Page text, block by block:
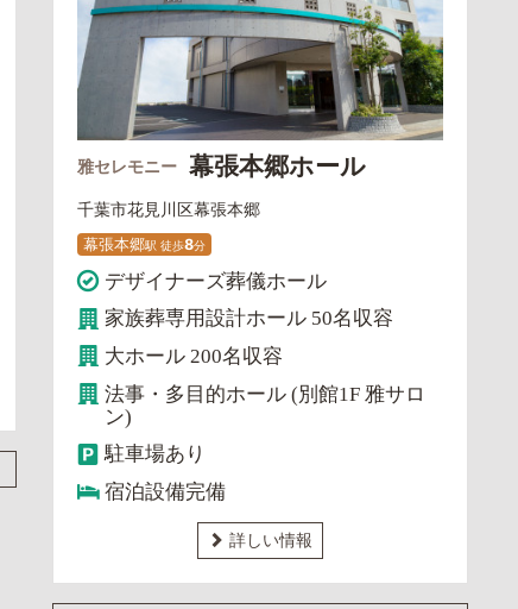
雅セレモニー 幕張本郷ホール
千葉市花見川区幕張本郷
幕張本郷駅徒歩8分
デザイナーズ葬儀ホール
家族葬専用設計ホール 50名収容
大ホール 200名収容
法事・多目的ホール (別館1F 雅サロ
ン)
駐車場あり
宿泊設備完備
詳しい情報